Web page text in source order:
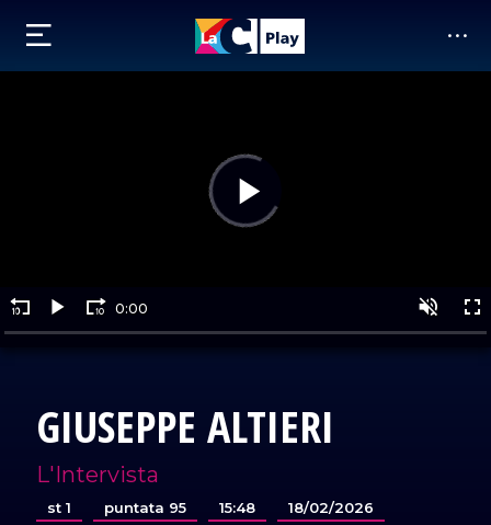
GIUSEPPE ALTIERI
L'Intervista
st 1 puntata 95 15:48 18/02/2026